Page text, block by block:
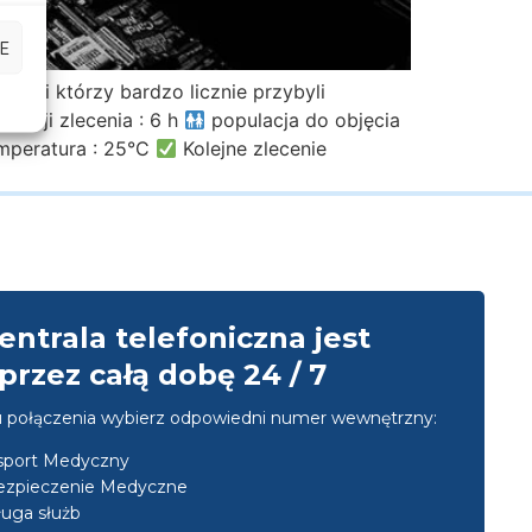
którzy bardzo licznie przybyli
zlecenia : 6 h
populacja do objęcia
: 25°C
Kolejne zlecenie
telefoniczna jest
całą dobę 24 / 7
połączenia wybierz odpowiedni numer wewnętrzny:
Medyczny
Medyczne
służb